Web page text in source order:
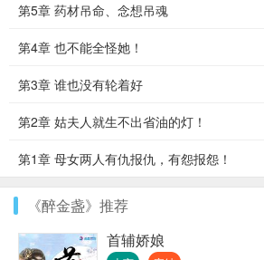
第5章 药材吊命、念想吊魂
第4章 也不能全怪她！
第3章 谁也没有轮着好
第2章 姑夫人就生不出省油的灯！
第1章 母女两人有仇报仇，有怨报怨！
《醉金盏》推荐
首辅娇娘